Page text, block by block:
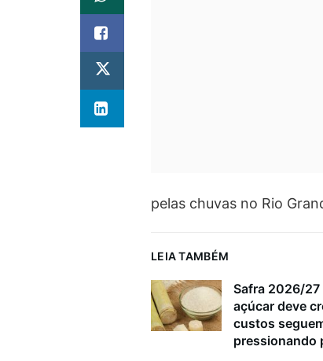
pelas chuvas no Rio
LEIA TAMBÉM
Safra 2026/
açúcar deve
custos
pressionando